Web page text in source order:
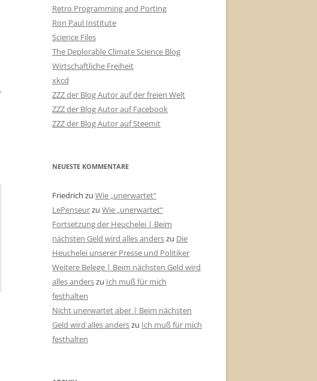
Retro Programming and Porting
Ron Paul Institute
Science Files
The Deplorable Climate Science Blog
Wirtschaftliche Freiheit
xkcd
ZZZ der Blog Autor auf der freien Welt
ZZZ der Blog Autor auf Facebook
ZZZ der Blog Autor auf Steemit
NEUESTE KOMMENTARE
Friedrich zu Wie „unerwartet“
LePenseurzu Wie „unerwartet“
Fortsetzung der Heuchelei | Beim
nächsten Geld wird alles anderszu Die
Heuchelei unserer Presse und Politiker
Weitere Belege | Beim nächsten Geld wird
alles anderszu Ich muß für mich
festhalten
Nicht unerwartet aber | Beim nächsten
Geld wird alles anderszu Ich muß für mich
festhalten